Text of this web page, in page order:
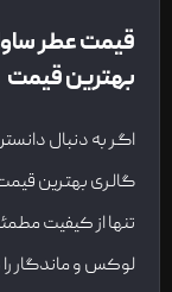
قیمت عطر
بهترین قیمت
اگر به دنبال
گالری بهترین
تنها از کیفیت
لوکس و ماندگار